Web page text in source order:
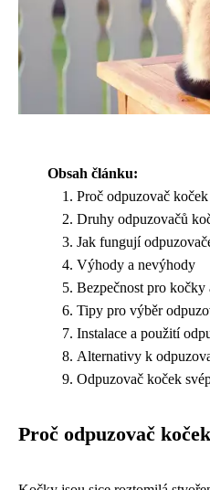
Obsah článku:
Proč odpuzovač koček
Druhy odpuzovačů
Jak fungují
Výhody a nevýhody
Bezpečnost pro
Tipy pro výběr
Instalace a použití
Alternativy k
Odpuzovač koček
Proč odpuzovač